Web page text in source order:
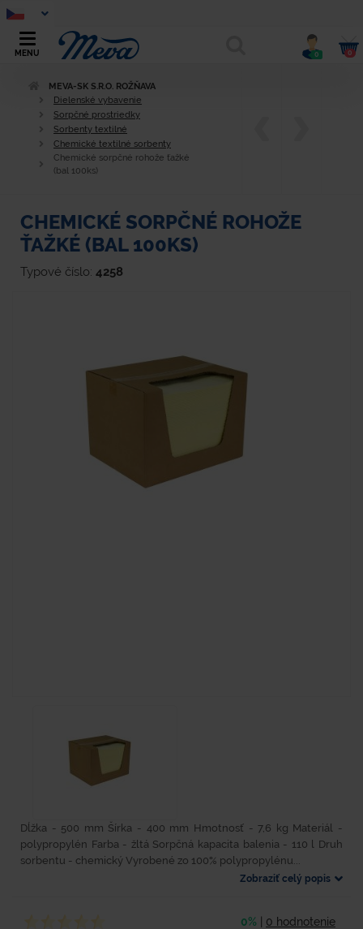
MENU 0 0
MEVA-SK S.R.O. ROŽŇAVA
Dielenské vybavenie
Sorpčné prostriedky
Sorbenty textilné
Chemické textilné sorbenty
Chemické sorpčné rohože ťažké
(bal 100ks)
CHEMICKÉ SORPČNÉ ROHOŽE
ŤAŽKÉ (BAL 100KS)
Typové číslo: 4258
Dĺžka - 500 mm Šírka - 400 mm Hmotnosť - 7,6 kg Materiál -
polypropylén Farba - žltá Sorpčná kapacita balenia - 110 l Druh
sorbentu - chemický Vyrobené zo 100% polypropylénu...
Zobraziť celý popis
0% 0 hodnotenie